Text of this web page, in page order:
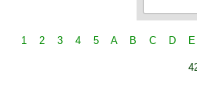
1 2 3 4 5 A B C D E